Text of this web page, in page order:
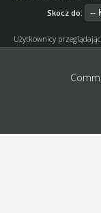
Skocz do:
Użytkownicy